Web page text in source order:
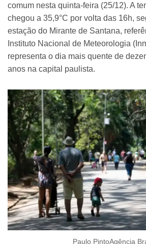
comum nesta quinta-feira (25/12). A
chegou a 35,9°C por volta das 16h,
estação do Mirante de Santana,
Instituto Nacional de Meteorologia
representa o dia mais quente de
anos na capital paulista.
Paulo PintoAgência